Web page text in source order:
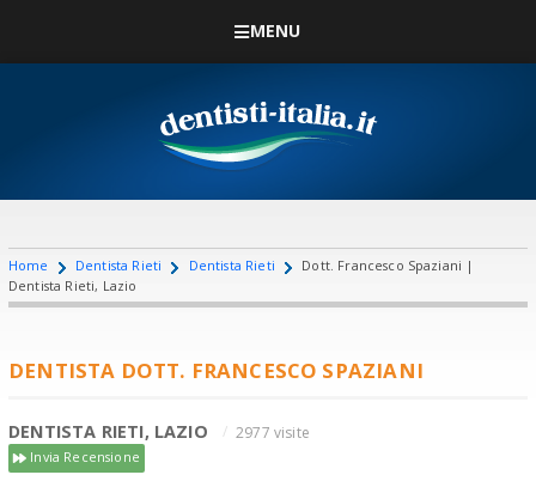
MENU
Home Dentista Rieti Dentista Rieti
Dott. Francesco Spaziani |
Dentista Rieti, Lazio
DENTISTA DOTT. FRANCESCO SPAZIANI
DENTISTA RIETI, LAZIO 2977 visite
Invia Recensione